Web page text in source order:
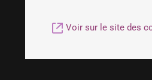
Voir sur le site des